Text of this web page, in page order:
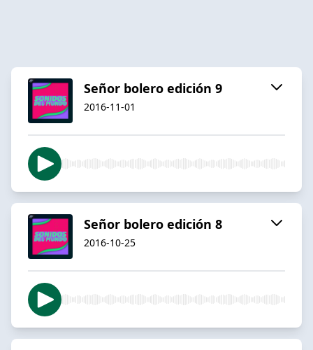
Señor bolero edición 9
2016-11-01
Señor bolero edición 8
2016-10-25